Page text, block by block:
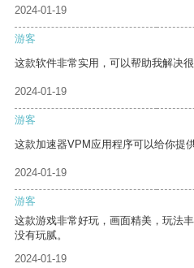
2024-01-19
游客
这款软件非常实用，可以帮助我解决很
2024-01-19
游客
这款加速器VPM应用程序可以给你提
2024-01-19
游客
这款游戏非常好玩，画面精美，玩法
没有玩腻。
2024-01-19